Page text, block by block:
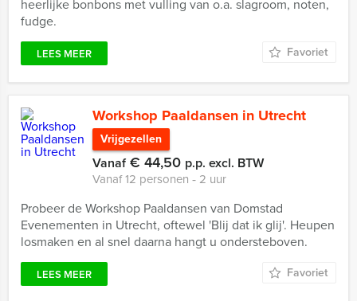
heerlijke bonbons met vulling van o.a. slagroom, noten,
fudge.
LEES MEER Favoriet
Workshop Paaldansen in Utrecht
Vrijgezellen
Vanaf€ 44,50 p.p. excl. BTW
Vanaf 12 personen ‐ 2 uur
Probeer de Workshop Paaldansen van Domstad
Evenementen in Utrecht, oftewel 'Blij dat ik glij'. Heupen
losmaken en al snel daarna hangt u ondersteboven.
LEES MEER Favoriet